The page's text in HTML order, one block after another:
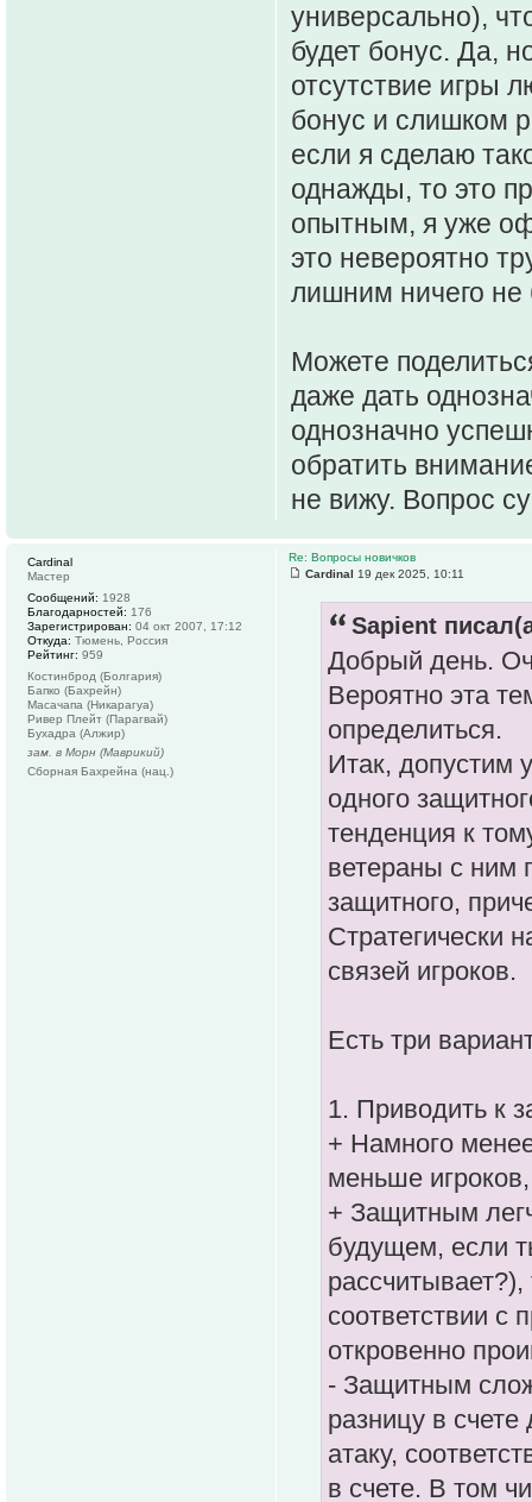
универсально),
будет бонус. Да,
отсутствие игры
бонус и слишком
если я сделаю
однажды, то это
опытным, я уже
это невероятно
лишним ничего не
Можете
даже дать
однозначно
обратить
не вижу. Вопрос
Re: Вопросы новичков
Cardinal 19 дек 2025, 10:11
Sapient
Добрый день.
Вероятно эта
определиться.
Итак, допустим
одного
тенденция к
ветераны с ним
защитного,
Стратегически
связей игроков.
Есть три
1. Приводить к
+ Намного
меньше
+ Защитным
будущем, если
соответствии
откровенно
- Защитным
разницу в
атаку,
в счете. В том
Cardinal
Мастер
Сообщений: 1928
Благодарностей: 176
Зарегистрирован: 04 окт 2007, 17:12
Откуда: Тюмень, Россия
Рейтинг: 959
Костинброд (Болгария)
Бапко (Бахрейн)
Масачапа (Никарагуа)
Ривер Плейт (Парагвай)
Бухадра (Алжир)
зам. в Морн (Маврикий)
Сборная Бахрейна (нац.)